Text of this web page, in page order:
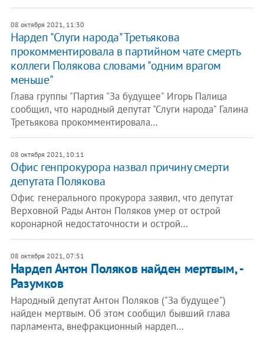
08 октября 2021, 11:30
Нардеп "Слуги народа" Третьякова
прокомментировала в партийном чате смерть
коллеги Полякова словами "одним врагом
меньше"
Глава группы "Партия "За будущее" Игорь Палица
сообщил, что народный депутат "Слуги народа" Галина
Третьякова прокомментировала…
08 октября 2021, 10:11
Офис генпрокурора назвал причину смерти
депутата Полякова
Офис генерального прокурора заявил, что депутат
Верховной Рады Антон Поляков умер от острой
коронарной недостаточности и острой…
08 октября 2021, 07:51
Нардеп Антон Поляков найден мертвым, -
Разумков
Народный депутат Антон Поляков ("За будущее")
найден мертвым. Об этом сообщил бывший глава
парламента, внефракционный нардеп…